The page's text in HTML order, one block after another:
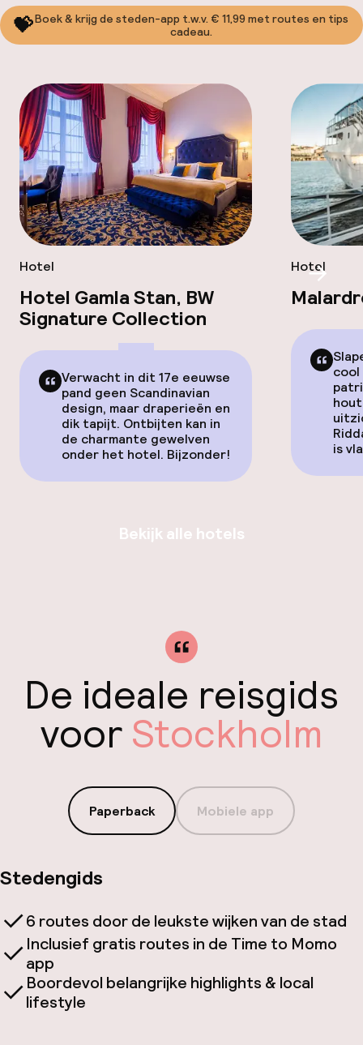
💝Boek & krijg de steden-app t.w.v. € 11,99 met routes en tips
cadeau.
Hotel
Hotel Gamla Stan, BW
Signature Collection
Verwacht in dit 17e eeuwse
pand geen Scandinavian
design, maar draperieën en
dik tapijt. Ontbijten kan in
de charmante gewelven
onder het hotel. Bijzonder!
Hotel
cool
is
Bekijk alle hotels
De ideale reisgids
voor Stockholm
Paperback Mobiele app
Stedengids
6 routes door de leukste wijken van de stad
Inclusief gratis routes in de Time to Momo
app
Boordevol belangrijke highlights & local
lifestyle